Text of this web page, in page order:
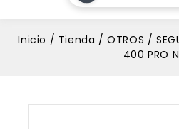
Inicio / Tienda / OTROS /
400 PRO